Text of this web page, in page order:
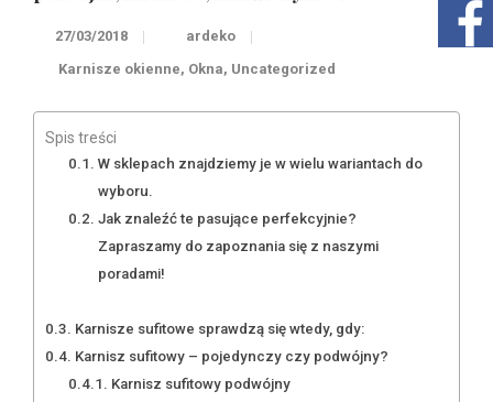
27/03/2018
ardeko
Karnisze okienne, Okna, Uncategorized
Spis treści
W sklepach znajdziemy je w wielu wariantach do
wyboru.
Jak znaleźć te pasujące perfekcyjnie?
Zapraszamy do zapoznania się z naszymi
poradami!
Karnisze sufitowe sprawdzą się wtedy, gdy:
Karnisz sufitowy – pojedynczy czy podwójny?
Karnisz sufitowy podwójny